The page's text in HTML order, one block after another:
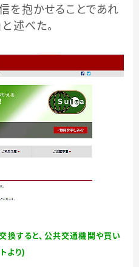
を抱かせることであれ
述べた。
換すると、公共交通機関や買い
より)